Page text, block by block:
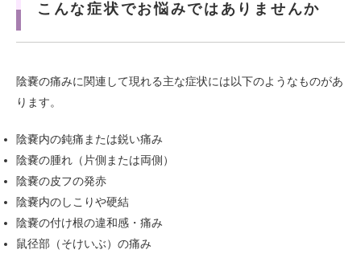
こんな症状でお悩みではありませんか
陰嚢の痛みに関連して現れる主な症状には以下のようなものがあ
ります。
陰嚢内の鈍痛または鋭い痛み
陰嚢の腫れ（片側または両側）
陰嚢の皮フの発赤
陰嚢内のしこりや硬結
陰嚢の付け根の違和感・痛み
鼠径部（そけいぶ）の痛み